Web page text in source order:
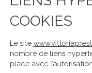
COOKIES
Le site
nombre de liens
place avec